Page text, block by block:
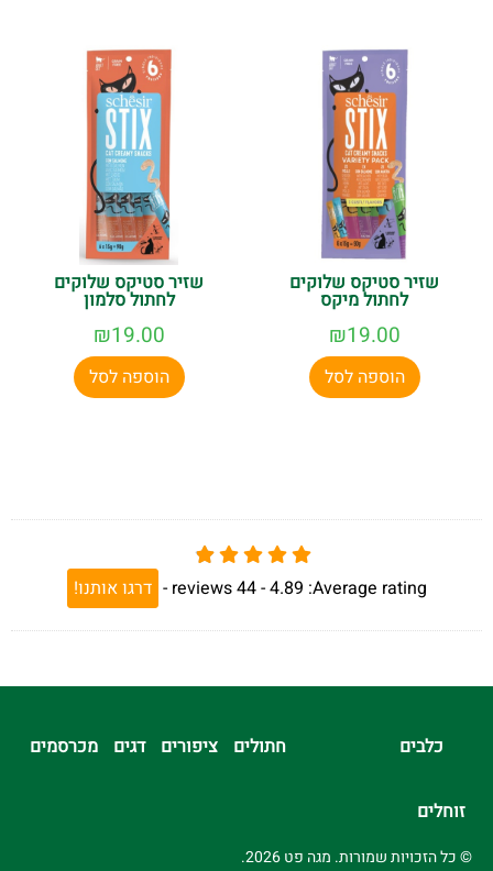
שזיר סטיקס שלוקים
לחתול מיקס
₪19.00
הוספה לסל
שזיר סטיקס שלוקים
לחתול סלמון
₪19.00
הוספה לסל
Average rating:
4.89 -
44
reviews
- דרגו אותנו!
כלבים חתולים ציפורים דגים מכרסמים
זוחלים
© כל הזכויות שמורות. מגה פט 2026.